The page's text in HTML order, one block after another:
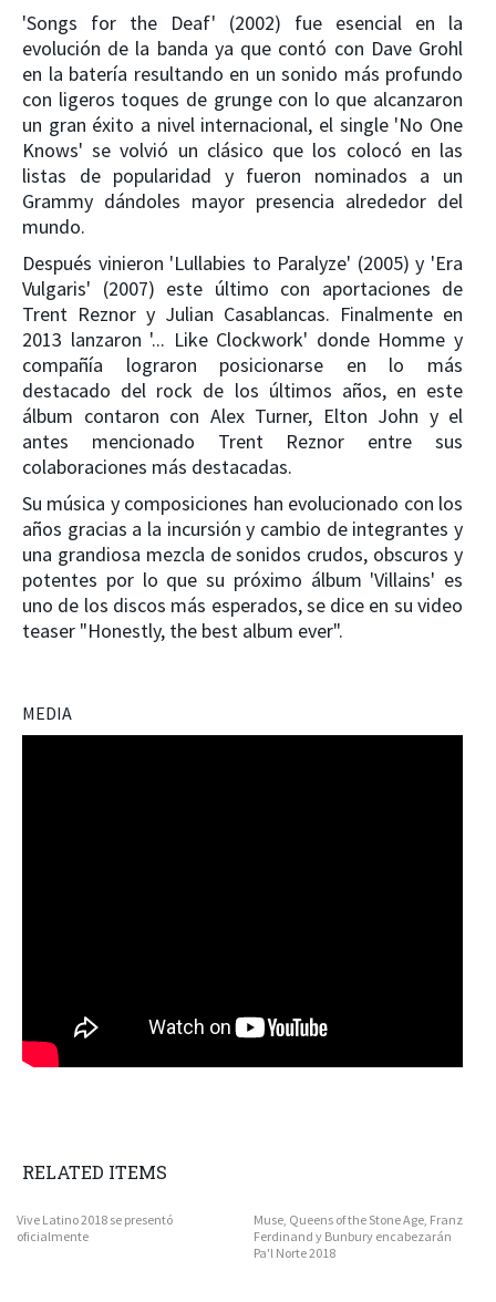
'Songs for the Deaf' (2002) fue esencial en la
evolución de la banda ya que contó con Dave Grohl
en la batería resultando en un sonido más profundo
con ligeros toques de grunge con lo que alcanzaron
un gran éxito a nivel internacional, el single 'No One
Knows' se volvió un clásico que los colocó en las
listas de popularidad y fueron nominados a un
Grammy dándoles mayor presencia alrededor del
mundo.
Después vinieron 'Lullabies to Paralyze' (2005) y 'Era
Vulgaris' (2007) este último con aportaciones de
Trent Reznor y Julian Casablancas. Finalmente en
2013 lanzaron '... Like Clockwork' donde Homme y
compañía lograron posicionarse en lo más
destacado del rock de los últimos años, en este
álbum contaron con Alex Turner, Elton John y el
antes mencionado Trent Reznor entre sus
colaboraciones más destacadas.
Su música y composiciones han evolucionado con los
años gracias a la incursión y cambio de integrantes y
una grandiosa mezcla de sonidos crudos, obscuros y
potentes por lo que su próximo álbum 'Villains' es
uno de los discos más esperados, se dice en su video
teaser "Honestly, the best album ever".
MEDIA
RELATED ITEMS
Vive Latino 2018 se presentó
oficialmente
Muse, Queens of the Stone Age, Franz
Ferdinand y Bunbury encabezarán
Pa'l Norte 2018